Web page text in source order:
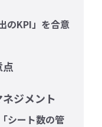
のKPI」を合意
ジメント
シート数の管